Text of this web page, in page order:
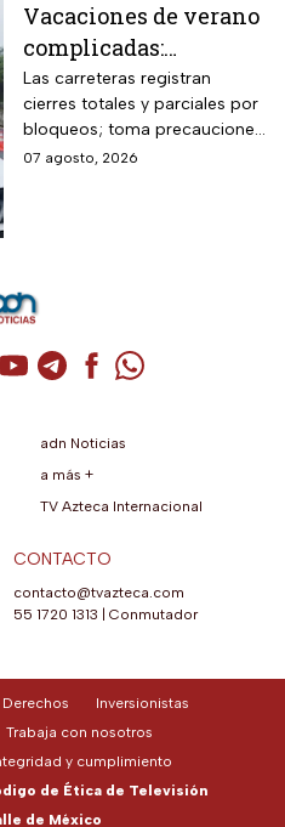
Vacaciones de verano
complicadas:
Carreteras cerradas
por bloqueos y fuertes
accidentes hoy
viernes 7 de agosto
Las carreteras registran
cierres totales y parciales por
bloqueos; toma precauciones
si viajas en estas vacaciones
07 agosto, 2026
X / Twitter (se abre en una
de Instagram (se abre en una
Cuenta de TikTok (se abre en
Cuenta de YouTube (se abre
Cuenta de Telegram (se
Cuenta de
Cuenta de
adn Noticias
a más +
TV Azteca Internacional
CONTACTO
contacto@tvazteca.com
55 1720 1313
Conmutador
Derechos
Inversionistas
Trabaja con nosotros
y cumplimiento
de Ética de Televisión
de México